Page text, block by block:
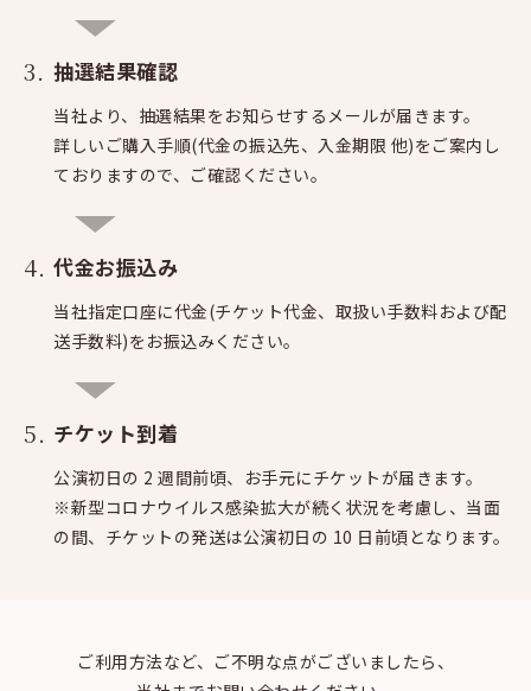
抽選結果確認
当社より、抽選結果をお知らせするメールが届きます。
詳しいご購入手順(代金の振込先、入金期限 他)をご案内し
ておりますので、ご確認ください。
代金お振込み
当社指定口座に代金(チケット代金、取扱い手数料および配
送手数料)をお振込みください。
チケット到着
公演初日の 2 週間前頃、お手元にチケットが届きます。
※新型コロナウイルス感染拡大が続く状況を考慮し、当面
の間、チケットの発送は公演初日の 10 日前頃となります。
ご利用方法など、ご不明な点がございましたら、